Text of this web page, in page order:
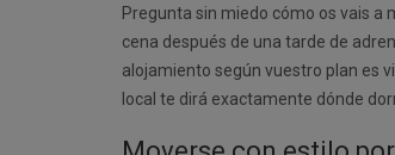
Pregunta sin miedo cómo os vais a
cena después de una tarde de
alojamiento según vuestro plan es
local te dirá exactamente dónde